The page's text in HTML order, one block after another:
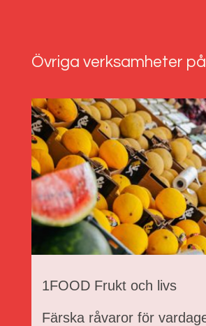
Övriga verksamheter
1FOOD Frukt och livs
Färska råvaror för